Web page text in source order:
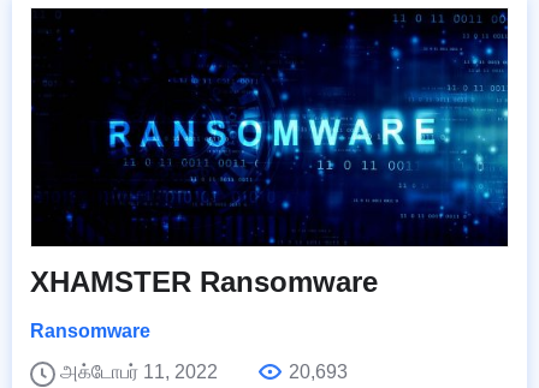
XHAMSTER Ransomware
Ransomware
அக்டோபர் 11, 2022
20,693